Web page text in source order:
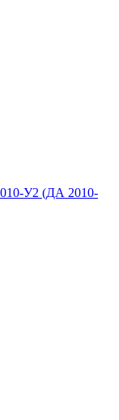
У2 (ДА 2010-